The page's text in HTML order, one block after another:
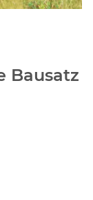
Bausatz